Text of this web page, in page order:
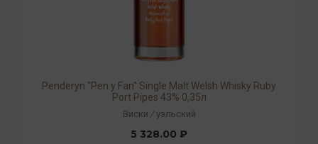
Penderyn "Pen y Fan" Single Malt Welsh Whisky Ruby
Port Pipes 43% 0,35л
Виски / уэльский
5 328.00 ₽